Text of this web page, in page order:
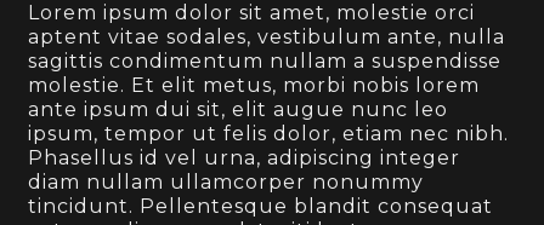
Lorem ipsum dolor sit amet, molestie orci
aptent vitae sodales, vestibulum ante, nulla
sagittis condimentum nullam a suspendisse
molestie. Et elit metus, morbi nobis lorem
ante ipsum dui sit, elit augue nunc leo
ipsum, tempor ut felis dolor, etiam nec nibh.
Phasellus id vel urna, adipiscing integer
diam nullam ullamcorper nonummy
tincidunt. Pellentesque blandit consequat